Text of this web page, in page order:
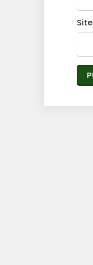
Site